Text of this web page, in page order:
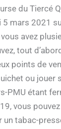
du Tiercé
5 mars 2021
avez
tout
points de
ou jouer
PMU étant
vous
tabac-